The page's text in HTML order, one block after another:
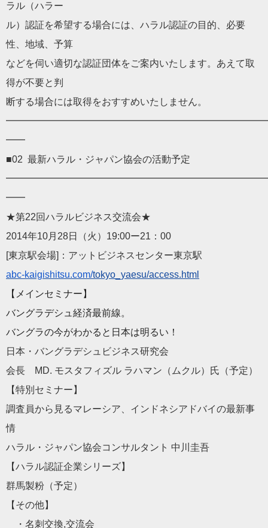
ラル（ハラー
ル）認証を希望する場合には、ハラル認証の目的、必要
性、地域、 予算
などを伺い適切な認証団体をご案内いたします。 あえて取
得が不要と判
断する場合には取得をおすすめいたしません。
━━
■02 最新ハラル・ジャパン協会の活動予定
━━
★第22回ハラルビジネス交流会★
2014年10月28日（火）19:00ー21：00
[東京駅会場]：アットビジネスセンター東京駅
abc-kaigishitsu.com/tokyo_yaesu/access.html
【メインセミナー】
バングラデシュ経済最前線。
バングラの今がわかると日本は明るい！
日本・バングラデシュビジネス研究会
会長 MD. モスタフィズル ラハマン（ムクル）氏（予定）
【特別セミナー】
調査員から見るマレーシア、インドネシアドバイの最新事
情
ハラル・ジャパン協会コンサルタント 中川圭吾
【ハラル認証企業シリーズ】
群馬製粉（予定）
【その他】
・名刺交換,交流会